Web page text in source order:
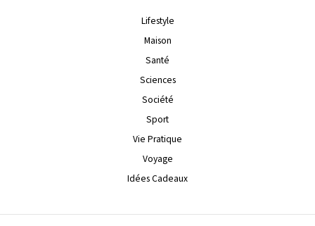
Lifestyle
Maison
Santé
Sciences
Société
Sport
Vie Pratique
Voyage
Idées Cadeaux